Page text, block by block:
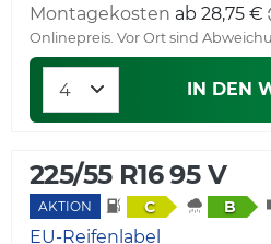
Montagekosten ab 28,75 €
Onlinepreis. Vor Ort sind
IN DEN
225/55 R16 95 V
AKTION C B
EU-Reifenlabel